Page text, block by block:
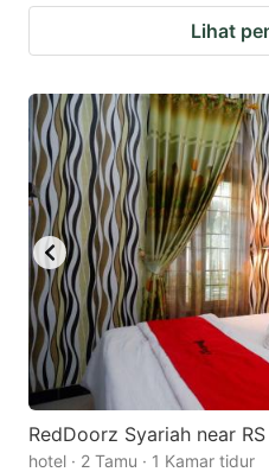
Lihat
RedDoorz Syariah near
hotel · 2 Tamu · 1 Kamar tidur